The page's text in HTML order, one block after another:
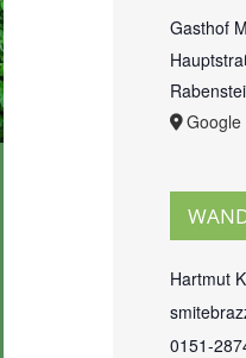
Gasthof
Google
Hartmut
0151-